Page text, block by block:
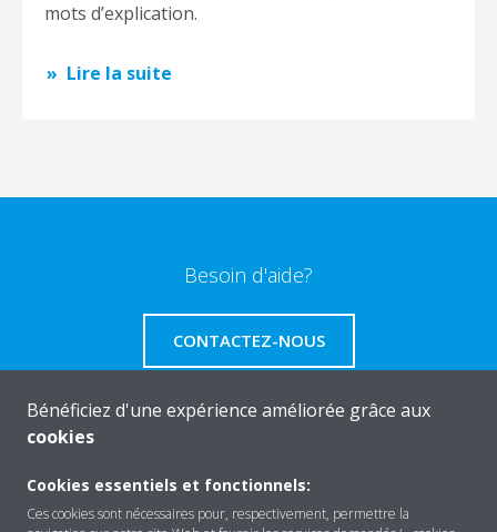
mots d’explication.
Lire la suite
Besoin d'aide?
CONTACTEZ-NOUS
A propos de Daikin
Bénéficiez d'une expérience améliorée grâce aux
cookies
Cookies essentiels et fonctionnels:
Ces cookies sont nécessaires pour, respectivement, permettre la